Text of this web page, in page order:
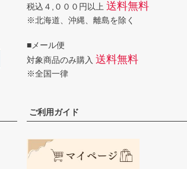
税込４,０００円以上 送料無料
※北海道、沖縄、離島を除く
■メール便
対象商品のみ購入 送料無料
※全国一律
ご利用ガイド